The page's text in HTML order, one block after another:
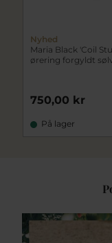
Nyhed
Maria Black 'Coil
ørering forgyldt
750,00 kr
På lager